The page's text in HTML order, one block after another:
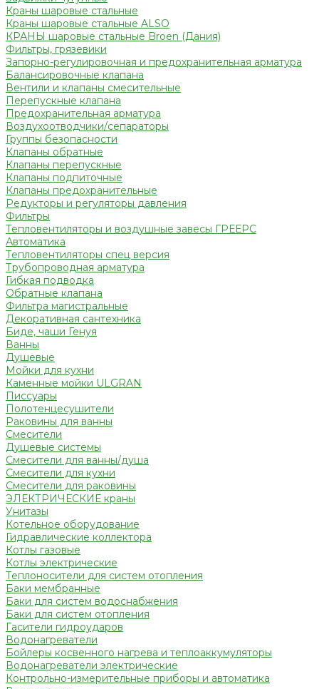
Краны шаровые стальные
Краны шаровые стальные ALSO
КРАНЫ шаровые стальные Broen (Дания)
Фильтры, грязевики
Запорно-регулировочная и предохранительная арматура
Балансировочные клапана
Вентили и клапаны смесительные
Перепускные клапана
Предохранительная арматура
Воздухоотводчики/сепараторы
Группы безопасности
Клапаны обратные
Клапаны перепускные
Клапаны подпиточные
Клапаны предохранительные
Редукторы и регуляторы давления
Фильтры
Тепловентиляторы и воздушные завесы ГРЕЕРС
Автоматика
Тепловентиляторы спец версия
Трубопроводная арматура
Гибкая подводка
Обратные клапана
Фильтра магистральные
Декоративная сантехника
Биде, чаши Генуя
Ванны
Душевые
Мойки для кухни
Каменные мойки ULGRAN
Писсуары
Полотенцесушители
Раковины для ванны
Смесители
Душевые системы
Смесители для ванны/душа
Смесители для кухни
Смесители для раковины
ЭЛЕКТРИЧЕСКИЕ краны
Унитазы
Котельное оборудование
Гидравлические коллектора
Котлы газовые
Котлы электрические
Теплоносители для систем отопления
Баки мембранные
Баки для систем водоснабжения
Баки для систем отопления
Гасители гидроударов
Водонагреватели
Бойлеры косвенного нагрева и теплоаккумуляторы
Водонагреватели электрические
Контрольно-измерительные приборы и автоматика